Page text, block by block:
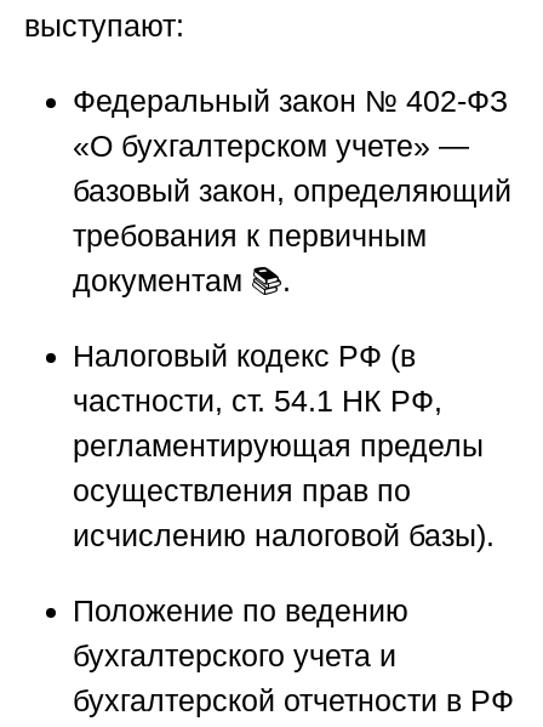
выступают:
Федеральный закон № 402-ФЗ
«О бухгалтерском учете» —
базовый закон, определяющий
требования к первичным
документам 📚.
Налоговый кодекс РФ (в
частности, ст. 54.1 НК РФ,
регламентирующая пределы
осуществления прав по
исчислению налоговой базы).
Положение по ведению
бухгалтерского учета и
бухгалтерской отчетности в РФ